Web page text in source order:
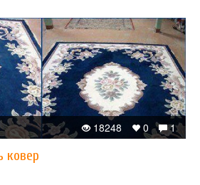
1
0
18248
ковер